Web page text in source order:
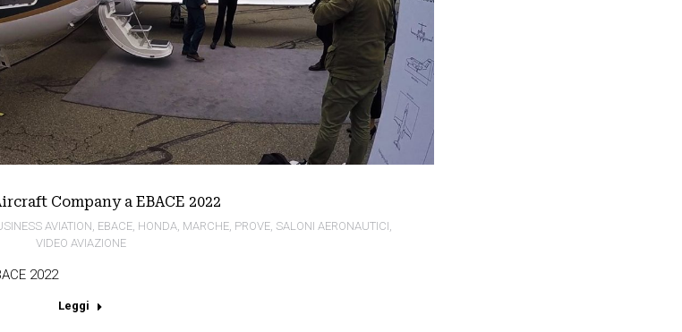
Company a EBACE 2022
AVIATION, EBACE, HONDA, MARCHE, PROVE, SALONI AERONAUTICI,
VIDEO AVIAZIONE
2022
Leggi